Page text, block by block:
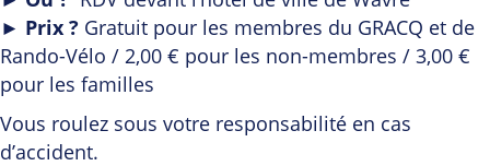
► Prix ? Gratuit pour les membres du GRACQ et de
Rando-Vélo / 2,00 € pour les non-membres / 3,00 €
pour les familles
Vous roulez sous votre responsabilité en cas
d’accident.